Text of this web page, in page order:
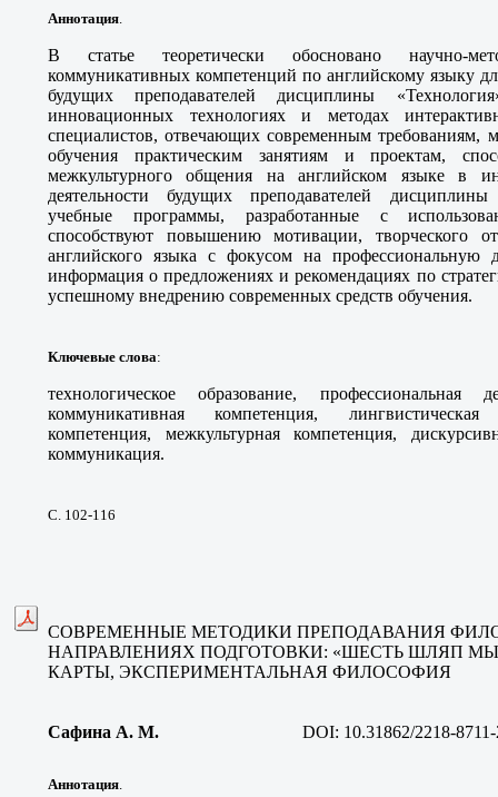
Аннотация.
В статье теоретически обосновано научно-
коммуникативных компетенций по английскому языку
будущих преподавателей дисциплины
инновационных технологиях и методах
специалистов, отвечающих современным требованиям,
обучения практическим занятиям и проектам,
межкультурного общения на английском языке в
деятельности будущих преподавателей
учебные программы, разработанные с
способствуют повышению мотивации, творческого
английского языка с фокусом на профессиональную
информация о предложениях и рекомендациях по
успешному внедрению современных средств обучения.
Ключевые слова:
технологическое образование, профессиональная
коммуникативная компетенция, лингвистическая
компетенция, межкультурная компетенция,
коммуникация.
С. 102-116
СОВРЕМЕННЫЕ МЕТОДИКИ ПРЕПОДАВАНИЯ
НАПРАВЛЕНИЯХ ПОДГОТОВКИ: «ШЕСТЬ ШЛЯП
КАРТЫ, ЭКСПЕРИМЕНТАЛЬНАЯ ФИЛОСОФИЯ
Сафина А. М. DOI: 10.31862/2218-
Аннотация.